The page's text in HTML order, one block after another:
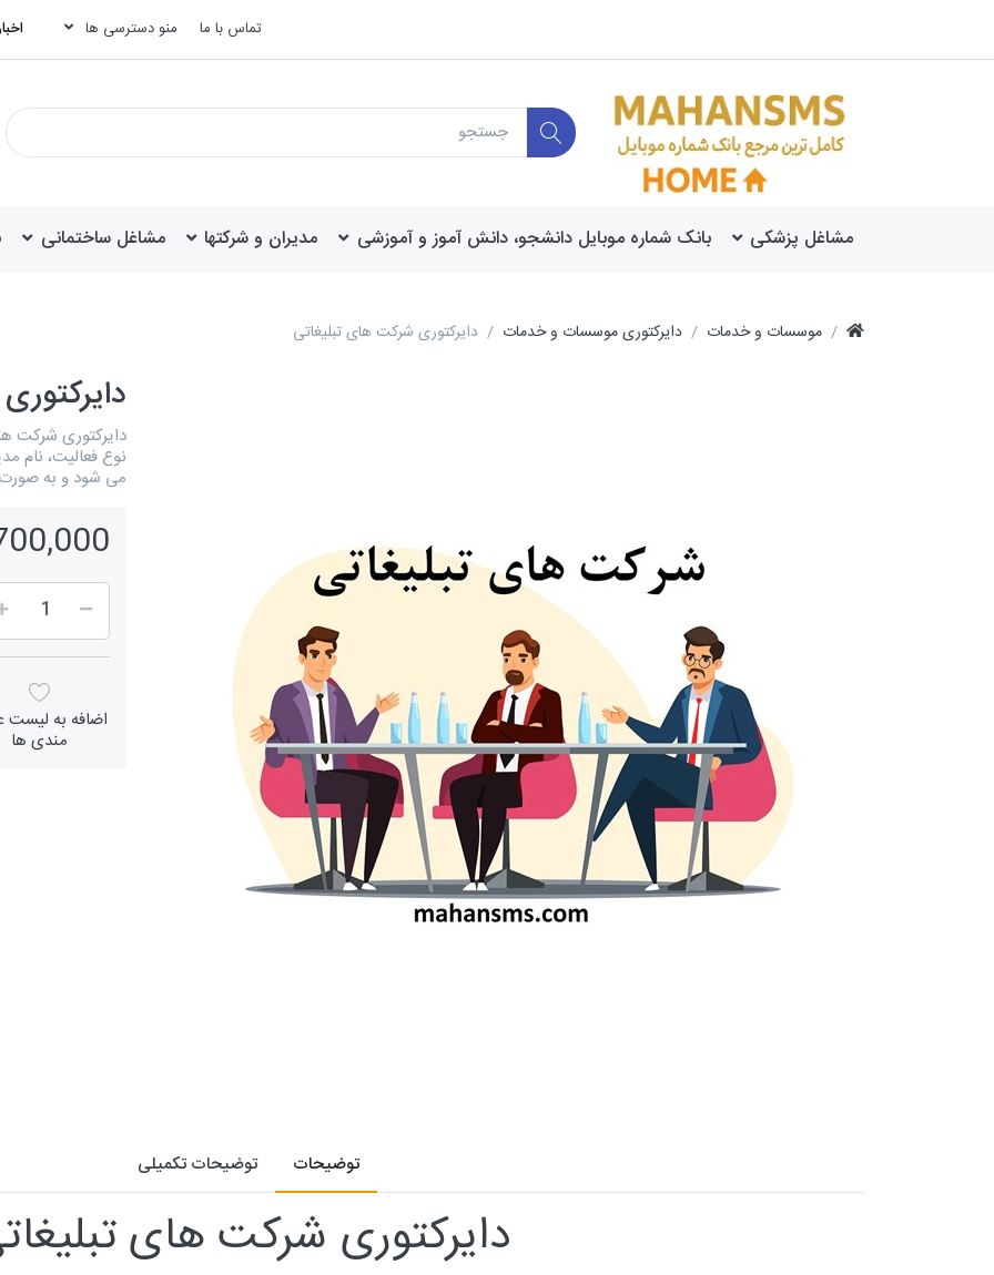
تماس با ما منو دسترسی ها
مشاغل پزشکی بانک شماره موبایل دانشجو، دانش آموز و آموزشی مدیران و شرکتها مشاغل ساختمانی
موسسات و خدمات دایرکتوری موسسات و خدمات دایرکتوری شرکت های تبلیغاتی
نوع فعالیت، نام
می شود و به
1,700,000
اضافه به لیست
مندی ها
توضیحات توضیحات تکمیلی
دایرکتوری شرکت های